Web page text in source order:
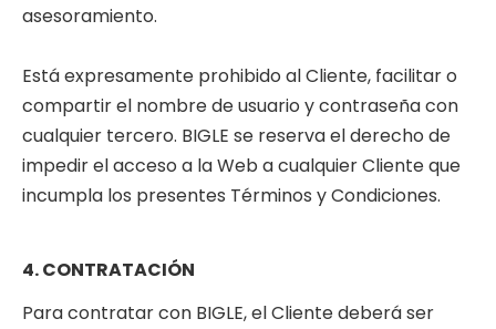
asesoramiento.
Está expresamente prohibido al Cliente, facilitar o
compartir el nombre de usuario y contraseña con
cualquier tercero. BIGLE se reserva el derecho de
impedir el acceso a la Web a cualquier Cliente que
incumpla los presentes Términos y Condiciones.
4. CONTRATACIÓN
Para contratar con BIGLE, el Cliente deberá ser